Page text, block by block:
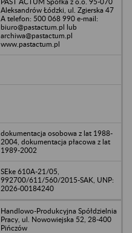
Aleksandrów Łódzki, ul. Zgierska 47
A telefon: 500 068 990 e-mail:
biuro@pastactum.pl lub
archiwa@pastactum.pl
www.pastactum.pl
dokumentacja osobowa z lat 1988-
2004, dokumentacja płacowa z lat
1989-2002
SEke 610A-21/05,
992700/611/560/2015-SAK, UNP:
2026-00184240
Handlowo-Produkcyjna Spółdzielnia
Pracy, ul. Nowowiejska 52, 28-400
Pińczów